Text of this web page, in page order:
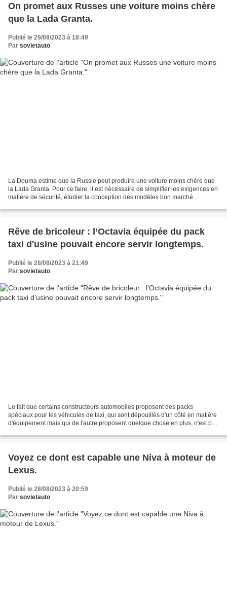
On promet aux Russes une voiture moins chère
que la Lada Granta.
Publié le 29/08/2023 à 18:49
Par sovietauto
La Douma estime que la Russie peut produire une voiture moins chère que
la Lada Granta. Pour ce faire, il est nécessaire de simplifier les exigences en
matière de sécurité, étudier la conception des modèles bon marché
Rêve de bricoleur : l’Octavia équipée du pack
taxi d'usine pouvait encore servir longtemps.
Publié le 28/08/2023 à 21:49
Par sovietauto
Le fait que certains constructeurs automobiles proposent des packs
spéciaux pour les véhicules de taxi, qui sont dépouillés d'un côté en matière
d'équipement mais qui de l'autre proposent quelque chose en plus, n'est pas
Voyez ce dont est capable une Niva à moteur de
Lexus.
Publié le 28/08/2023 à 20:59
Par sovietauto